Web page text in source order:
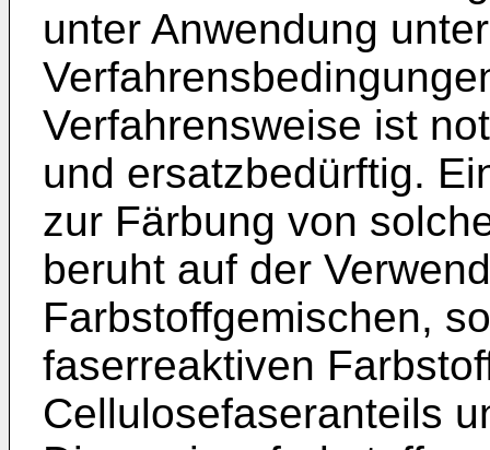
unter Anwendung
Verfahrensweise ist
und ersatzbedürftig.
zur Färbung von
beruht auf der
Farbstoffgemischen,
faserreaktiven
Cellulosefaseranteils